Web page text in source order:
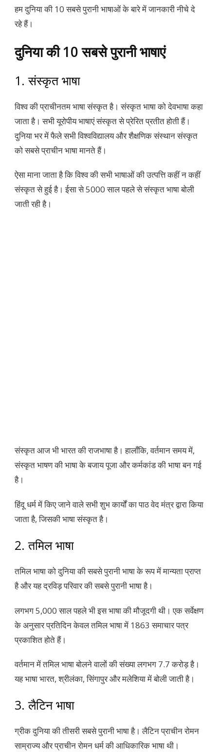
हम दुनिया की 10 सबसे पुरानी भाषाओं के बारे में जानकारी नीचे दे
रहे हैं।
दुनिया की 10 सबसे पुरानी भाषाएं
1. संस्कृत भाषा
विश्व की प्राचीनतम भाषा संस्कृत है। संस्कृत भाषा को देवभाषा कहा
जाता है। सभी यूरोपीय भाषाएं संस्कृत से प्रेरित प्रतीत होती हैं।
दुनिया भर में फैले सभी विश्वविद्यालय और शैक्षणिक संस्थान संस्कृत
को सबसे प्राचीन भाषा मानते हैं।
ऐसा माना जाता है कि विश्व की सभी भाषाओं की उत्पत्ति कहीं न कहीं
संस्कृत से हुई है। ईसा से 5000 साल पहले से संस्कृत भाषा बोली
जाती रही है।
संस्कृत आज भी भारत की राजभाषा है। हालाँकि, वर्तमान समय में,
संस्कृत भाषण की भाषा के बजाय पूजा और कर्मकांड की भाषा बन गई
है।
हिंदू धर्म में किए जाने वाले सभी शुभ कार्यों का पाठ वेद मंत्र द्वारा किया
जाता है, जिसकी भाषा संस्कृत है।
2. तमिल भाषा
तमिल भाषा को दुनिया की सबसे पुरानी भाषा के रूप में मान्यता प्राप्त
है और यह द्रविड़ परिवार की सबसे पुरानी भाषा है।
लगभग 5,000 साल पहले भी इस भाषा की मौजूदगी थी। एक सर्वेक्षण
के अनुसार प्रतिदिन केवल तमिल भाषा में 1863 समाचार पत्र
प्रकाशित होते हैं।
वर्तमान में तमिल भाषा बोलने वालों की संख्या लगभग 7.7 करोड़ है।
यह भाषा भारत, श्रीलंका, सिंगापुर और मलेशिया में बोली जाती है।
3. लैटिन भाषा
ग्रीक दुनिया की तीसरी सबसे पुरानी भाषा है। लैटिन प्राचीन रोमन
साम्राज्य और प्राचीन रोमन धर्म की आधिकारिक भाषा थी।